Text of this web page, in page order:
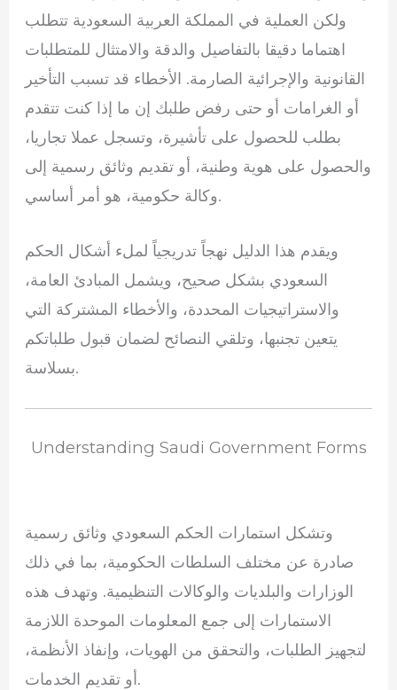
ولكن العملية في المملكة العربية السعودية تتطلب
اهتماما دقيقا بالتفاصيل والدقة والامتثال للمتطلبات
القانونية والإجرائية الصارمة. الأخطاء قد تسبب التأخير
أو الغرامات أو حتى رفض طلبك إن ما إذا كنت تتقدم
بطلب للحصول على تأشيرة، وتسجل عملا تجاريا،
والحصول على هوية وطنية، أو تقديم وثائق رسمية إلى
وكالة حكومية، هو أمر أساسي.
ويقدم هذا الدليل نهجاً تدريجياً لملء أشكال الحكم
السعودي بشكل صحيح، ويشمل المبادئ العامة،
والاستراتيجيات المحددة، والأخطاء المشتركة التي
يتعين تجنبها، وتلقي النصائح لضمان قبول طلباتكم
بسلاسة.
Understanding Saudi Government Forms
وتشكل استمارات الحكم السعودي وثائق رسمية
صادرة عن مختلف السلطات الحكومية، بما في ذلك
الوزارات والبلديات والوكالات التنظيمية. وتهدف هذه
الاستمارات إلى جمع المعلومات الموحدة اللازمة
لتجهيز الطلبات، والتحقق من الهويات، وإنفاذ الأنظمة،
أو تقديم الخدمات.